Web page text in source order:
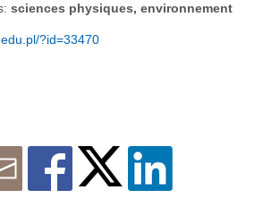
sciences physiques, environnement
?id=33470